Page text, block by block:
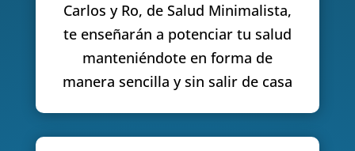
Carlos y Ro, de Salud Minimalista,
te enseñarán a potenciar tu salud
manteniéndote en forma de
manera sencilla y sin salir de casa